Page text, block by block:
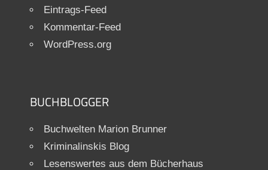
Eintrags-Feed
Kommentar-Feed
WordPress.org
BUCHBLOGGER
Buchwelten Marion Brunner
Kriminalinskis Blog
Lesenswertes aus dem Bücherhaus